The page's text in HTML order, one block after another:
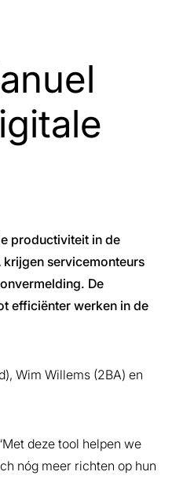
productiviteit in de
servicemonteurs
De
efficiënter werken in de
Wim Willems (2BA) en
deze tool helpen we
nóg meer richten op hun